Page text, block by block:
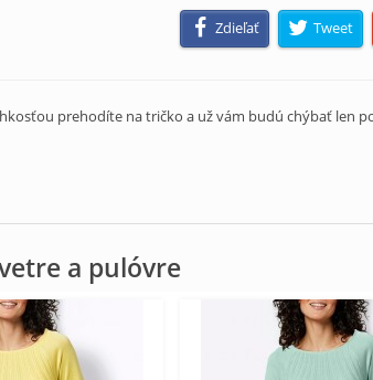
Zdieľať Tweet
prehodíte na tričko a už vám budú chýbať len
a pulóvre